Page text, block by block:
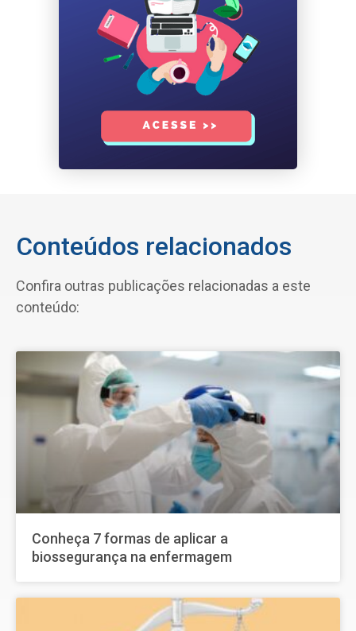
Conteúdos relacionados
Confira outras publicações relacionadas a este
conteúdo:
Conheça 7 formas de aplicar a
biossegurança na enfermagem